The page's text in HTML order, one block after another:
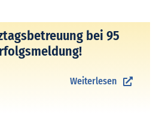
bei 95
Weiterlesen